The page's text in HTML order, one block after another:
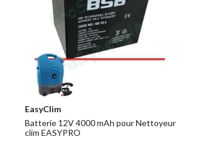
EasyClim
Batterie 12V 4000 mAh pour Nettoyeur
clim EASYPRO